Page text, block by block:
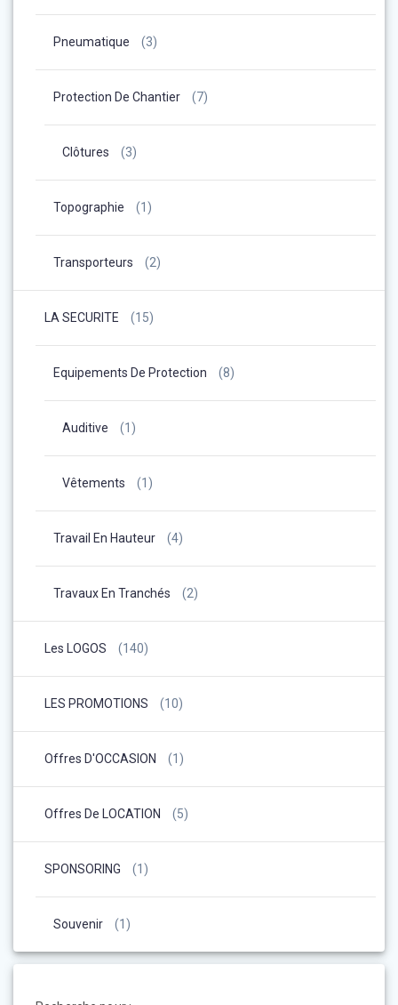
Pneumatique (3)
Protection De Chantier (7)
Clôtures (3)
Topographie (1)
Transporteurs (2)
LA SECURITE (15)
Equipements De Protection (8)
Auditive (1)
Vêtements (1)
Travail En Hauteur (4)
Travaux En Tranchés (2)
Les LOGOS (140)
LES PROMOTIONS (10)
Offres D'OCCASION (1)
Offres De LOCATION (5)
SPONSORING (1)
Souvenir (1)